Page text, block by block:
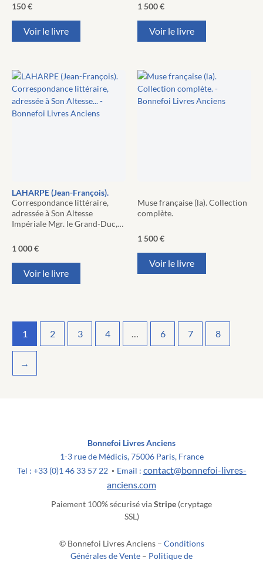
150€
Voir le livre
1 500€
Voir le livre
LAHARPE (Jean-François).
Correspondance littéraire,
adressée à Son Altesse
Impériale Mgr. le Grand-Duc,…
1 000€
Voir le livre
Muse française (la). Collection
complète.
1 500€
Voir le livre
1 2 3 4 … 6 7 8
→
Bonnefoi Livres Anciens
1-3 rue de Médicis, 75006 Paris, France
Tel : +33 (0)1 46 33 57 22 • Email : contact@bonnefoi-livres-
anciens.com
Paiement 100% sécurisé viaStripe (cryptage
SSL)
© Bonnefoi Livres Anciens – Conditions
Générales de Vente – Politique de